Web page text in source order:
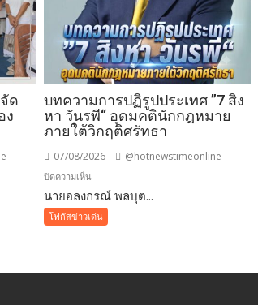
ด
ง
บทความการปฏิรูปประเทศ ”7 สิง
หา วันรพี“ อุดมคตินักกฎหมาย
ภายใต้วิกฤติศรัทธา
07/08/2026 @hotnewstimeonline
ปิดความเห็น
บทความ
การ
ปฏิรูป
นายอลงกรณ์ พลบุต...
โฟกัสข่าวเด่น